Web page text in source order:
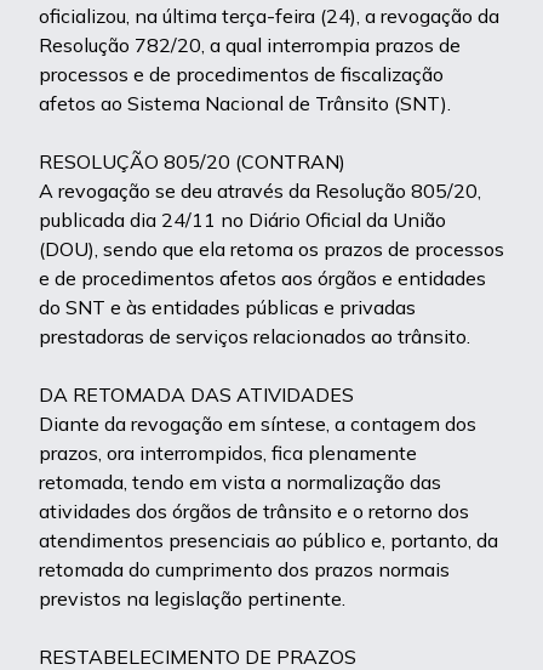
oficializou, na última terça-feira (24), a revogação da
Resolução 782/20, a qual interrompia prazos de
processos e de procedimentos de fiscalização
afetos ao Sistema Nacional de Trânsito (SNT).
RESOLUÇÃO 805/20 (CONTRAN)
A revogação se deu através da Resolução 805/20,
publicada dia 24/11 no Diário Oficial da União
(DOU), sendo que ela retoma os prazos de processos
e de procedimentos afetos aos órgãos e entidades
do SNT e às entidades públicas e privadas
prestadoras de serviços relacionados ao trânsito.
DA RETOMADA DAS ATIVIDADES
Diante da revogação em síntese, a contagem dos
prazos, ora interrompidos, fica plenamente
retomada, tendo em vista a normalização das
atividades dos órgãos de trânsito e o retorno dos
atendimentos presenciais ao público e, portanto, da
retomada do cumprimento dos prazos normais
previstos na legislação pertinente.
RESTABELECIMENTO DE PRAZOS